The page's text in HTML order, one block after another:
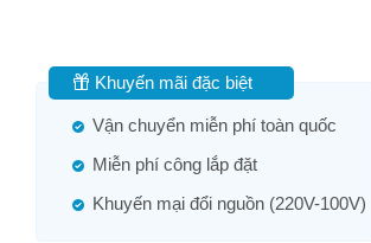
Khuyến mãi đặc biệt
Vận chuyển miễn phí toàn quốc
Miễn phí công lắp đặt
Khuyến mại đổi nguồn (220V-100V)